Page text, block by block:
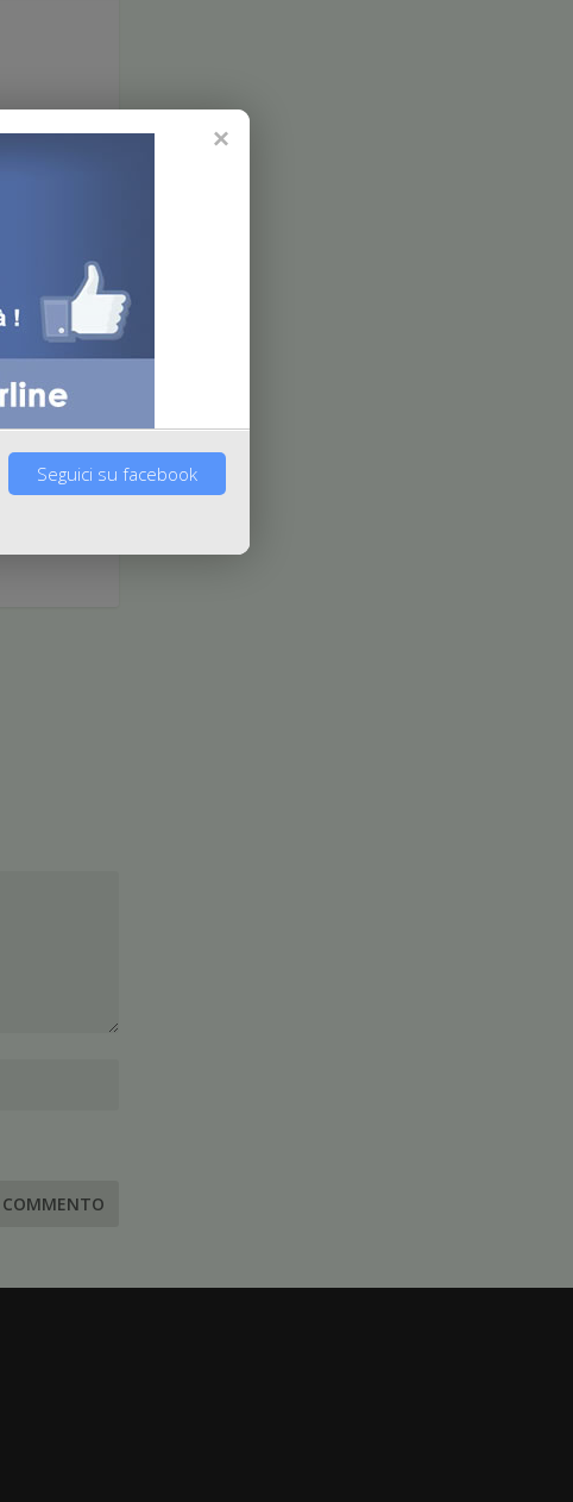
Seguici su facebook